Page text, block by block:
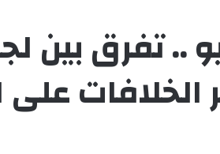
(٣٠) يونيو .. تفرق بين
الخلافات